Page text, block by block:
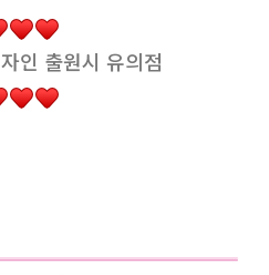
인 출원시 유의점